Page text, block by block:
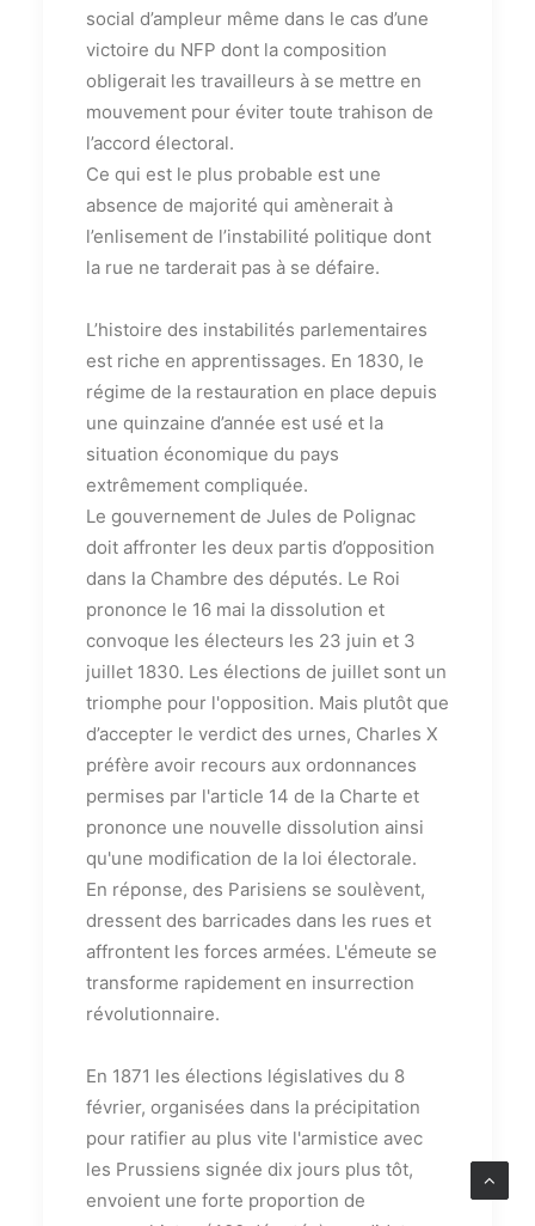
social d’ampleur même dans le cas d’une
victoire du NFP dont la composition
obligerait les travailleurs à se mettre en
mouvement pour éviter toute trahison de
l’accord électoral.
Ce qui est le plus probable est une
absence de majorité qui amènerait à
l’enlisement de l’instabilité politique dont
la rue ne tarderait pas à se défaire.
L’histoire des instabilités parlementaires
est riche en apprentissages. En 1830, le
régime de la restauration en place depuis
une quinzaine d’année est usé et la
situation économique du pays
extrêmement compliquée.
Le gouvernement de Jules de Polignac
doit affronter les deux partis d’opposition
dans la Chambre des députés. Le Roi
prononce le 16 mai la dissolution et
convoque les électeurs les 23 juin et 3
juillet 1830. Les élections de juillet sont un
triomphe pour l'opposition. Mais plutôt que
d’accepter le verdict des urnes, Charles X
préfère avoir recours aux ordonnances
permises par l'article 14 de la Charte et
prononce une nouvelle dissolution ainsi
qu'une modification de la loi électorale.
En réponse, des Parisiens se soulèvent,
dressent des barricades dans les rues et
affrontent les forces armées. L'émeute se
transforme rapidement en insurrection
révolutionnaire.
En 1871 les élections législatives du 8
février, organisées dans la précipitation
pour ratifier au plus vite l'armistice avec
les Prussiens signée dix jours plus tôt,
envoient une forte proportion de